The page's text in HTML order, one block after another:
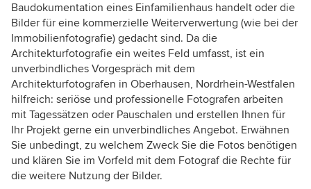
Baudokumentation eines Einfamilienhaus handelt oder die
Bilder für eine kommerzielle Weiterverwertung (wie bei der
Immobilienfotografie) gedacht sind. Da die
Architekturfotografie ein weites Feld umfasst, ist ein
unverbindliches Vorgespräch mit dem
Architekturfotografen in Oberhausen, Nordrhein-Westfalen
hilfreich: seriöse und professionelle Fotografen arbeiten
mit Tagessätzen oder Pauschalen und erstellen Ihnen für
Ihr Projekt gerne ein unverbindliches Angebot. Erwähnen
Sie unbedingt, zu welchem Zweck Sie die Fotos benötigen
und klären Sie im Vorfeld mit dem Fotograf die Rechte für
die weitere Nutzung der Bilder.